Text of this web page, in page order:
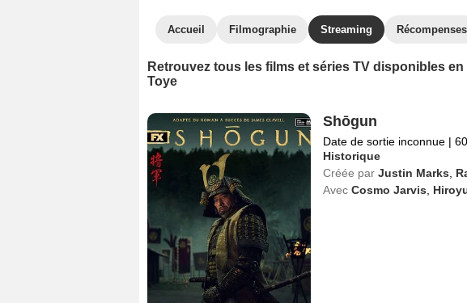
Accueil Filmographie Streaming Récompenses
Retrouvez tous les films et séries TV disponibles
Toye
Shōgun
Date de sortie inconnue |
Historique
Créée par Justin Marks
Avec Cosmo Jarvis